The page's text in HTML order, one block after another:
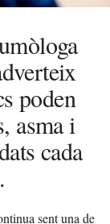
poden
asma i
cada
sent una de